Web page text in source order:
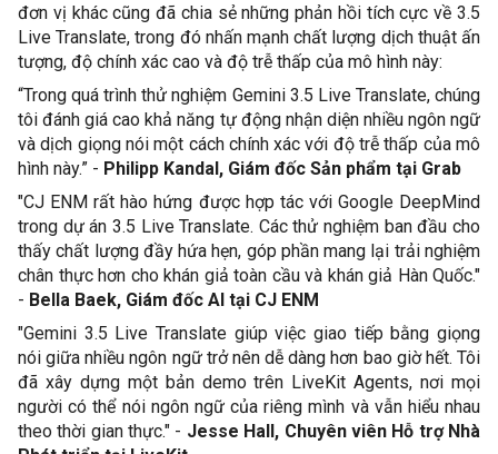
đơn vị khác cũng đã chia sẻ những phản hồi tích cực về 3.5
Live Translate, trong đó nhấn mạnh chất lượng dịch thuật ấn
tượng, độ chính xác cao và độ trễ thấp của mô hình này:
“Trong quá trình thử nghiệm Gemini 3.5 Live Translate, chúng
tôi đánh giá cao khả năng tự động nhận diện nhiều ngôn ngữ
và dịch giọng nói một cách chính xác với độ trễ thấp của mô
hình này.” - Philipp Kandal, Giám đốc Sản phẩm tại Grab
"CJ ENM rất hào hứng được hợp tác với Google DeepMind
trong dự án 3.5 Live Translate. Các thử nghiệm ban đầu cho
thấy chất lượng đầy hứa hẹn, góp phần mang lại trải nghiệm
chân thực hơn cho khán giả toàn cầu và khán giả Hàn Quốc."
- Bella Baek, Giám đốc AI tại CJ ENM
"Gemini 3.5 Live Translate giúp việc giao tiếp bằng giọng
nói giữa nhiều ngôn ngữ trở nên dễ dàng hơn bao giờ hết. Tôi
đã xây dựng một bản demo trên LiveKit Agents, nơi mọi
người có thể nói ngôn ngữ của riêng mình và vẫn hiểu nhau
theo thời gian thực." - Jesse Hall, Chuyên viên Hỗ trợ Nhà